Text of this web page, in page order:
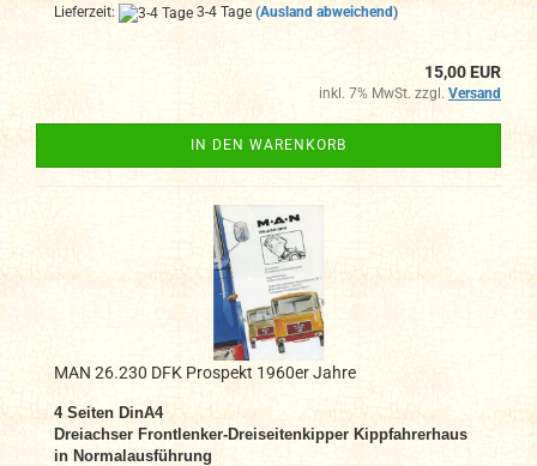
Lieferzeit:
3-4 Tage (Ausland abweichend)
15,00 EUR
inkl. 7% MwSt. zzgl. Versand
IN DEN WARENKORB
MAN 26.230 DFK Prospekt 1960er Jahre
4 Seiten DinA4
Dreiachser Frontlenker-Dreiseitenkipper Kippfahrerhaus
in Normalausführung